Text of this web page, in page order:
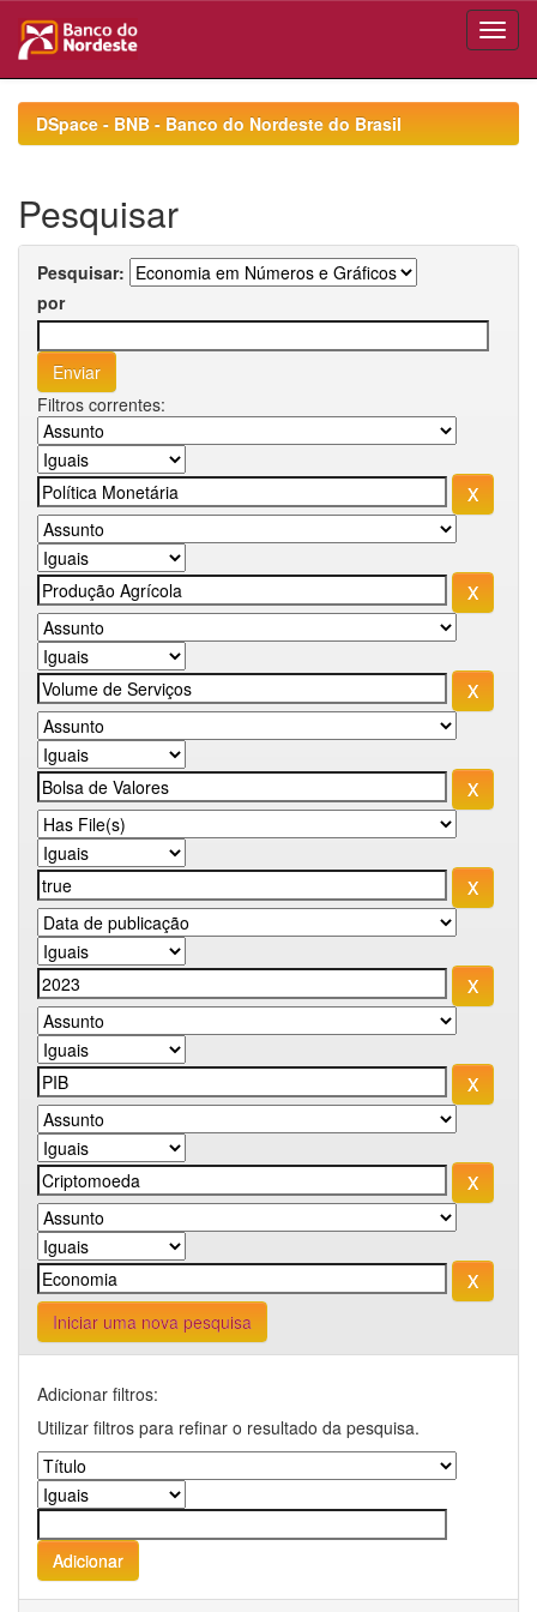
navigationDSpace - BNB - Banco do Nordeste do Brasil
Pesquisar
Pesquisar:
por
Filtros correntes:
Iniciar uma nova pesquisa
Adicionar filtros:
Utilizar filtros para refinar o resultado da pesquisa.